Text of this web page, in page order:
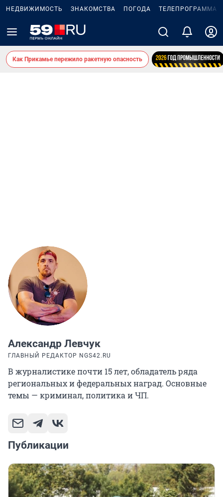
НЕДВИЖИМОСТЬ ЗНАКОМСТВА ПОГОДА ТЕЛЕПРОГРАММА
Как Прикамье пережило ракетную опасность
Александр Левчук
ГЛАВНЫЙ РЕДАКТОР NGS42.RU
В журналистике почти 15 лет, обладатель ряда
региональных и федеральных наград. Основные
темы — криминал, политика и ЧП.
Публикации